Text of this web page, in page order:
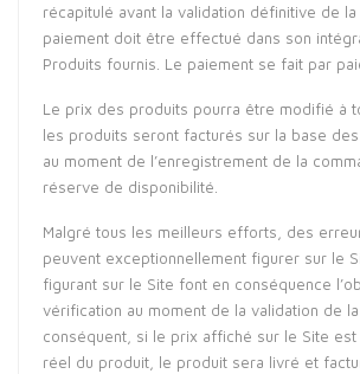
récapitulé avant la validation définitive de la
paiement doit être effectué dans son
Produits fournis. Le paiement se fait par
Le prix des produits pourra être modifié à
les produits seront facturés sur la base
au moment de l’enregistrement de la
réserve de disponibilité.
Malgré tous les meilleurs efforts, des
peuvent exceptionnellement figurer sur le
figurant sur le Site font en conséquence
vérification au moment de la validation de
conséquent, si le prix affiché sur le Site
réel du produit, le produit sera livré et